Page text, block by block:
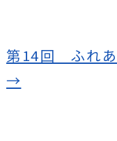
k
第14回 ふれあ
→